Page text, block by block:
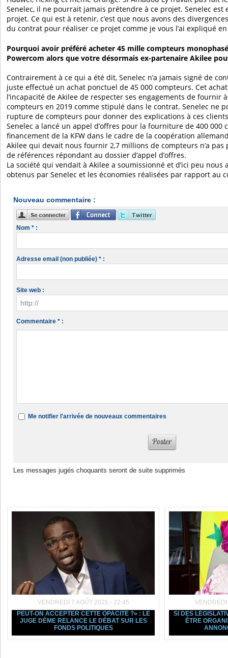
Senelec, il ne pourrait jamais prétendre à ce projet. Senelec
projet. Ce qui est à retenir, c’est que nous avons des
du contrat pour réaliser ce projet comme je vous l’ai expliqué
Pourquoi avoir préféré acheter 45 mille compteurs
Powercom alors que votre désormais ex-partenaire Akilee
Contrairement à ce qui a été dit, Senelec n’a jamais signé de
juste effectué un achat ponctuel de 45 000 compteurs. Cet
l’incapacité de Akilee de respecter ses engagements de fournir
compteurs en 2019 comme stipulé dans le contrat. Senelec ne
rupture de compteurs pour donner des explications à ces
Senelec a lancé un appel d’offres pour la fourniture de 400 000
financement de la KFW dans le cadre de la coopération
Akilee qui devait nous fournir 2,7 millions de compteurs n’a
de références répondant au dossier d’appel d’offres.
La société qui vendait à Akilee a soumissionné et d’ici peu
obtenus par Senelec et les économies réalisées par rapport au
Nouveau commentaire :
Nom * :
Adresse email (non publiée) * :
Site web :
Commentaire * :
Me notifier l'arrivée de nouveaux commentaires
Les messages jugés choquants seront de suite supprimés
VENDREDI 7 AOÛT 2026 - 22:45
PEUT-ON ACCEPTER CETTE OPACITÉ ?» : LE
JUGE DÈME RELANCE LE DÉBAT SUR LES
FONDS POLITIQUES
SI DES
ÊTRE